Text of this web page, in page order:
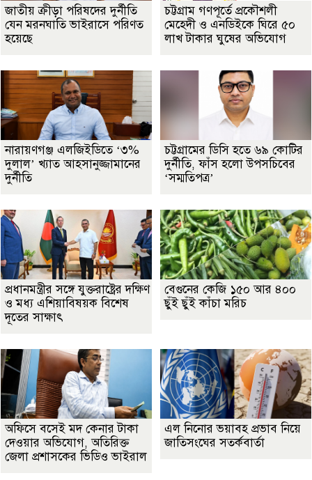
জাতীয় ক্রীড়া পরিষদের দুর্নীতি
যেন মরনঘাতি ভাইরাসে পরিণত
হয়েছে
চট্টগ্রাম গণপূর্তে প্রকৌশলী
মেহেদী ও এনডিইকে ঘিরে ৫০
লাখ টাকার ঘুষের অভিযোগ
নারায়ণগঞ্জ এলজিইডিতে ‘৩%
দুলাল’ খ্যাত আহসানুজ্জামানের
দুর্নীতি
চট্টগ্রামের ডিসি হতে ৬৯ কোটির
দুর্নীতি, ফাঁস হলো উপসচিবের
‘সম্মতিপত্র’
প্রধানমন্ত্রীর সঙ্গে যুক্তরাষ্ট্রের দক্ষিণ
ও মধ্য এশিয়াবিষয়ক বিশেষ
দূতের সাক্ষাৎ
বেগুনের কেজি ১৫০ আর ৪০০
ছুঁই ছুঁই কাঁচা মরিচ
অফিসে বসেই মদ কেনার টাকা
দেওয়ার অভিযোগ, অতিরিক্ত
জেলা প্রশাসকের ভিডিও ভাইরাল
এল নিনোর ভয়াবহ প্রভাব নিয়ে
জাতিসংঘের সতর্কবার্তা